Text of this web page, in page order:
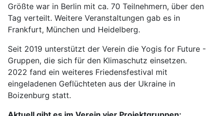
Größte war in Berlin mit ca. 70 Teilnehmern, über den
Tag verteilt. Weitere Veranstaltungen gab es in
Frankfurt, München und Heidelberg.
Seit 2019 unterstützt der Verein die Yogis for Future -
Gruppen, die sich für den Klimaschutz einsetzen.
2022 fand ein weiteres Friedensfestival mit
eingeladenen Geflüchteten aus der Ukraine in
Boizenburg statt.